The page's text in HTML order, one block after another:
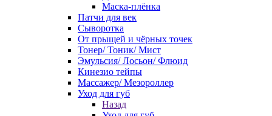
Маска-плёнка
Патчи для век
Сыворотка
От прыщей и чёрных точек
Тонер/ Тоник/ Мист
Эмульсия/ Лосьон/ Флюид
Кинезио тейпы
Массажер/ Мезороллер
Уход для губ
Назад